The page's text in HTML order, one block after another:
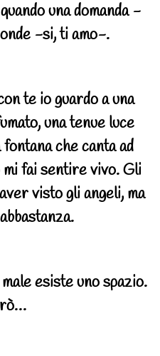
una domanda -
-si, ti amo-.
te io guardo a una
una tenue luce
che canta ad
fai sentire vivo. Gli
visto gli angeli, ma
esiste uno spazio.